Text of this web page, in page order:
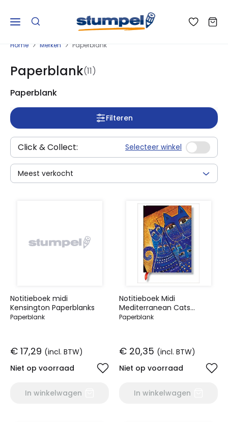
Home Merken Paperblank
Paperblank(11)
Paperblank
Filteren
Click & Collect: Selecteer winkel
Meest verkocht
Notitieboek midi
Kensington Paperblanks
Paperblank
€ 17,29 (incl. BTW)
Niet op voorraad
In winkelwagen
Notitieboek Midi
Mediterranean Cats
gelinieerd Pap
Paperblank
€ 20,35 (incl. BTW)
Niet op voorraad
In winkelwagen